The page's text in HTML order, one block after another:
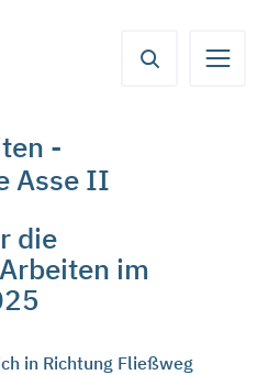
-
Asse II
die
im
in Richtung Fließweg